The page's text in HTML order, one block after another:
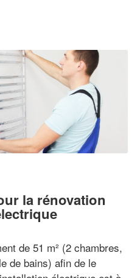
la rénovation
de 51 m² (2 chambres,
de bains) afin de le